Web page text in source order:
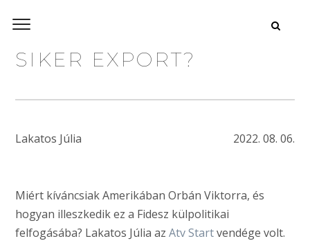
SIKER EXPORT?
Lakatos Júlia 2022. 08. 06.
Miért kíváncsiak Amerikában Orbán Viktorra, és
hogyan illeszkedik ez a Fidesz külpolitikai
felfogásába? Lakatos Júlia az Atv Startvendége volt.